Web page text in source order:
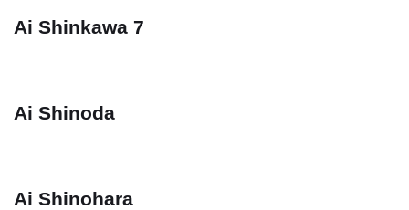
Ai Shinkawa 7
Ai Shinoda
Ai Shinohara